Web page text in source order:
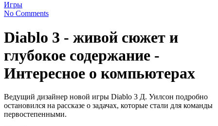
Игры
No Comments
Diablo 3 - живой сюжет и
глубокое содержание -
Интересное о компьютерах
Ведущий дизайнер новой игры Diablo 3 Д. Уилсон подробно
остановился на рассказе о задачах, которые стали для команды
первостепенными.